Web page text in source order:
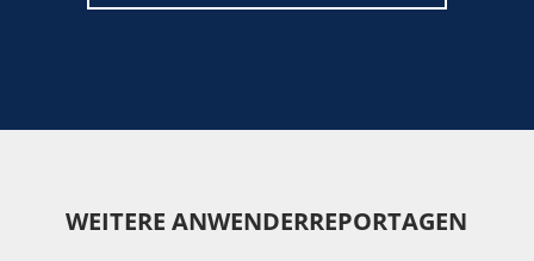
WEITERE ANWENDERREPORTAGEN